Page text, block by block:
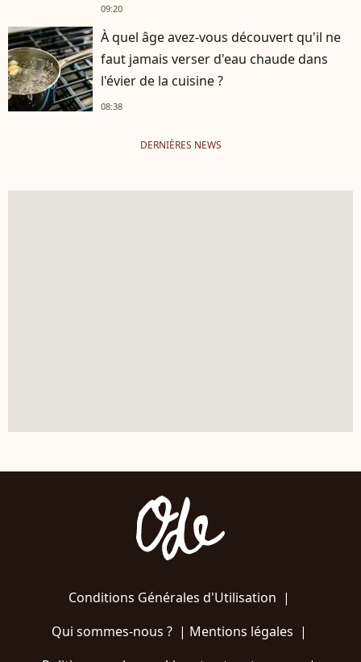
09:20
À quel âge avez-vous découvert qu'il ne
faut jamais verser d'eau chaude dans
l'évier de la cuisine ?
08:38
DERNIÈRES NEWS
Conditions Générales d'Utilisation |
Qui sommes-nous ?| Mentions légales |